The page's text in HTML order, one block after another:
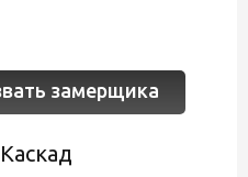
замерщика